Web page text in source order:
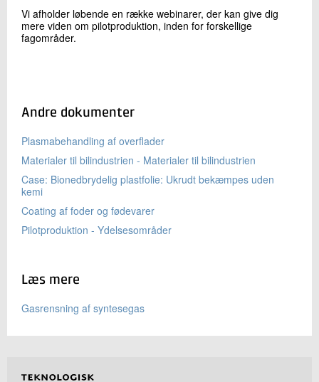
Vi afholder løbende en række webinarer, der kan give dig
mere viden om pilotproduktion, inden for forskellige
fagområder.
Andre dokumenter
Plasmabehandling af overflader
Materialer til bilindustrien - Materialer til bilindustrien
Case: Bionedbrydelig plastfolie: Ukrudt bekæmpes uden
kemi
Coating af foder og fødevarer
Pilotproduktion - Ydelsesområder
Læs mere
Gasrensning af syntesegas